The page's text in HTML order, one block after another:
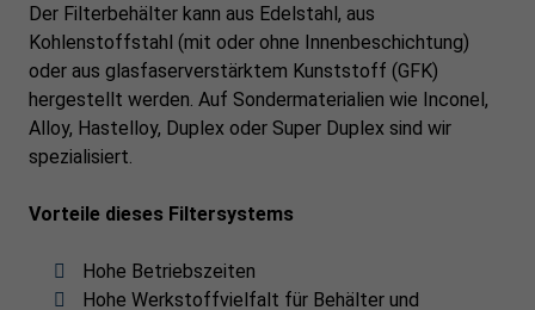
Der Filterbehälter kann aus Edelstahl, aus
Kohlenstoffstahl (mit oder ohne Innenbeschichtung)
oder aus glasfaserverstärktem Kunststoff (GFK)
hergestellt werden. Auf Sondermaterialien wie Inconel,
Alloy, Hastelloy, Duplex oder Super Duplex sind wir
spezialisiert.
Vorteile dieses Filtersystems
Hohe Betriebszeiten
Hohe Werkstoffvielfalt für Behälter und